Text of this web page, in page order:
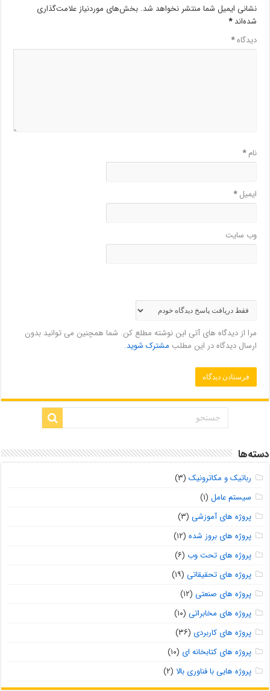
نشانی ایمیل شما منتشر نخواهد شد. بخش‌های موردنیاز علامت‌گذاری
شده‌اند*
دیدگاه*
نام*
ایمیل*
وب‌ سایت
مرا از دیدگاه های آتی این نوشته مطلع کن. شما همچنین می توانید بدون
ارسال دیدگاه در این مطلب مشترک شوید.
دسته‌ها
رباتیک و مکاترونیک (۳)
سیستم عامل (۱)
پروژه های آموزشی (۳)
پروژه های بروز شده (۱۲)
پروژه های تحت وب (۶)
پروژه های تحقیقاتی (۱۹)
پروژه های صنعتی (۱۲)
پروژه های مخابراتی (۱۰)
پروژه های کاربردی (۳۶)
پروژه های کتابخانه ای (۱۰)
پروژه هایی با فناوری بالا (۲)